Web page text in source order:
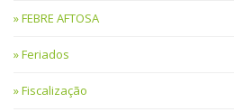
FEBRE AFTOSA
Feriados
Fiscalização